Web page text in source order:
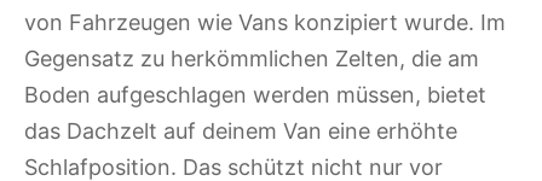
von Fahrzeugen wie Vans konzipiert wurde. Im
Gegensatz zu herkömmlichen Zelten, die am
Boden aufgeschlagen werden müssen, bietet
das Dachzelt auf deinem Van eine erhöhte
Schlafposition. Das schützt nicht nur vor